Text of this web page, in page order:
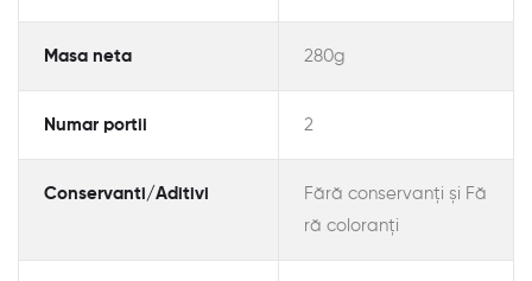
Masa neta 280g
Numar portii 2
Conservanti/Aditivi
Fără conservanți și Fă
ră coloranți